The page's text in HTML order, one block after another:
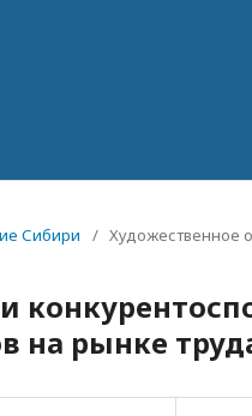
Сибири / Художественное
на рынке